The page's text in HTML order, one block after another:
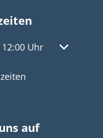
oder
12:00 Uhr Von
auf